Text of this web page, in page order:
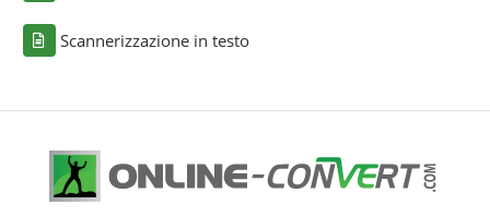
Scannerizzazione in testo